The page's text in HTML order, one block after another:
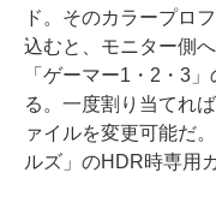
ド。そのカラープロ
込むと、モニター側
「ゲーマー1・2・3
る。一度割り当てれ
ァイルを変更可能だ
ルズ」のHDR時専用